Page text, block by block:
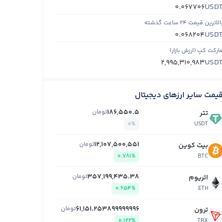
0.067706
قیمت ۲۴ ساعت گذشته
0.068204
مارکت کپ (ارزش بازار)
2,995,310,983
قیمت سایر ارزهای دیجیتال
تتر
USDT
186,550.5تومان
0%
بیت کوین
BTC
12,107,500,551تومان
0.781%
اتریوم
ETH
357,199,435.38تومان
0.654%
ترون 61,151.253899999996تومان